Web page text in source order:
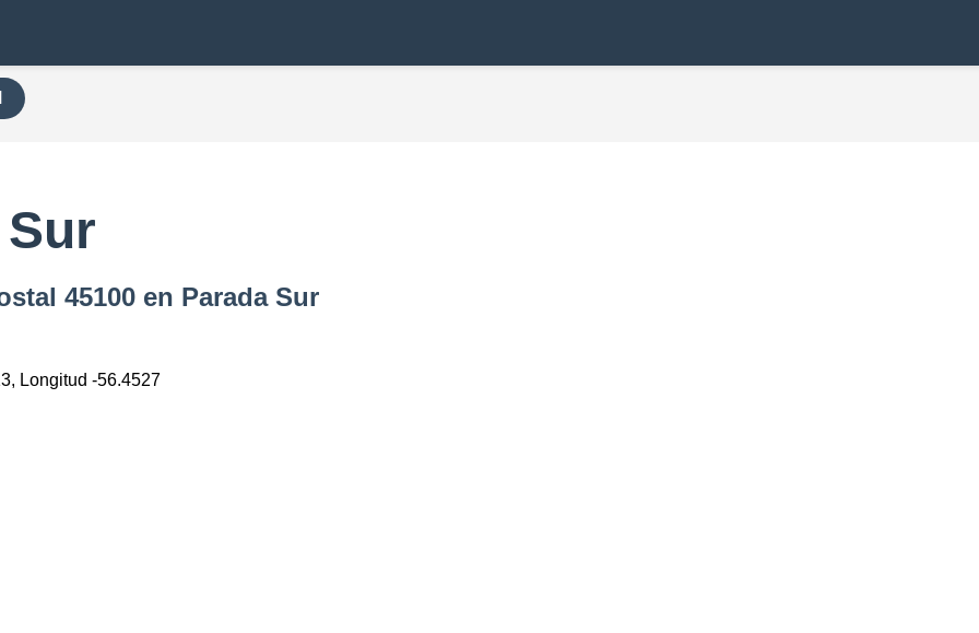
45100 en Parada Sur
Longitud -56.4527